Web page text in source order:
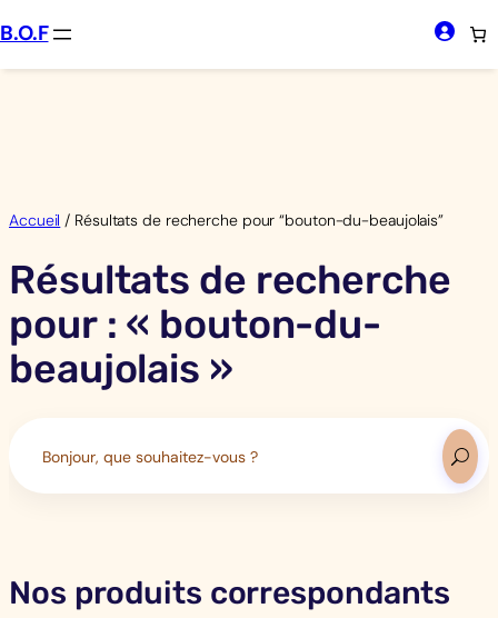
Aller
au
contenu
B.O.F
Accueil / Résultats de recherche pour “bouton-du-beaujolais”
Résultats de recherche
pour : « bouton-du-
beaujolais »
for:
Nos produits correspondants